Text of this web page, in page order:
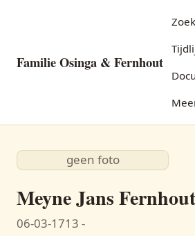
Familie Osinga & Fernhout
geen foto
Meyne Jans Fernhout
06-03-1713 -